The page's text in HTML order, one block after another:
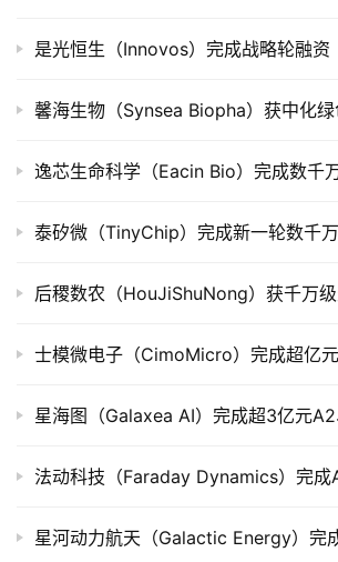
司
市
创
投
据
创
学
是光恒生（Innovos）完成战略轮融资
馨海生物（Synsea Biopha）获中化
逸芯生命科学（Eacin Bio）完成数千
泰矽微（TinyChip）完成新一轮数千
后稷数农（HouJiShuNong）获千万
士模微电子（CimoMicro）完成超亿
星海图（Galaxea AI）完成超3亿元
法动科技（Faraday Dynamics）完成
星河动力航天（Galactic Energy）完